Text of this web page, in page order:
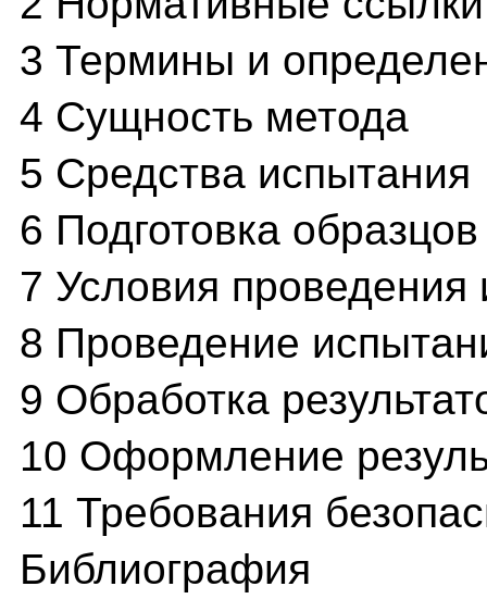
3 Термины и
4 Сущность метода
5 Средства испытания
6 Подготовка образцов
7 Условия проведения
8 Проведение
9 Обработка
10 Оформление
11 Требования
Библиография